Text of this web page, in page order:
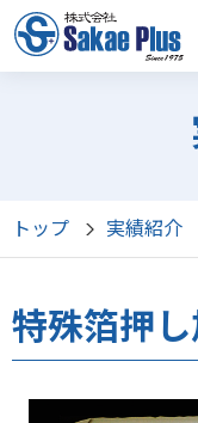
トップ 実績紹介
特殊箔押